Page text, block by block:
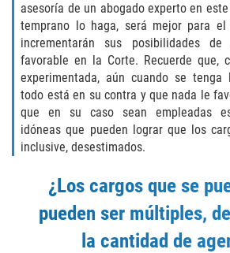
Falsificación o
Prescripción Médica
Malversación de
Robo De Identidad
Presentación de
Delitos de Fraude
Fraude a Programas
Pública
asesoría de un abogado experto en
temprano lo haga, será mejor para el
incrementarán sus posibilidades
favorable en la Corte. Recuerde que,
experimentada, aún cuando se
todo está en su contra y que nada le
que en su caso sean empleadas
idóneas que pueden lograr que los
inclusive, desestimados.
¿Los cargos que se
pueden ser múltiples,
la cantidad de